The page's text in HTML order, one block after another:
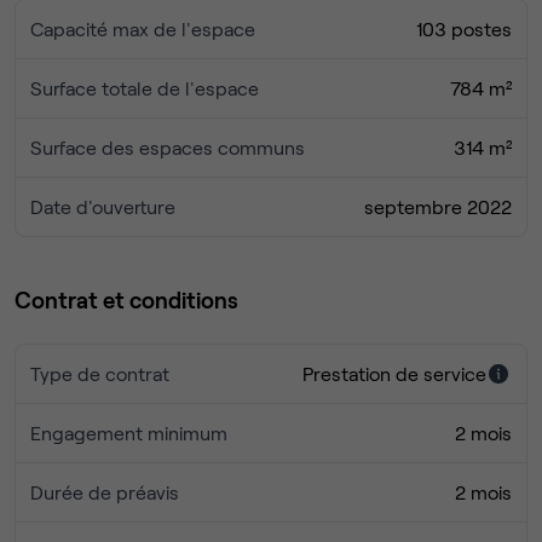
Capacité max de l'espace 103 postes
Surface totale de l'espace 784 m²
Surface des espaces communs 314 m²
Date d'ouverture septembre 2022
Contrat et conditions
Type de contrat Prestation de service
Engagement minimum 2 mois
Durée de préavis 2 mois